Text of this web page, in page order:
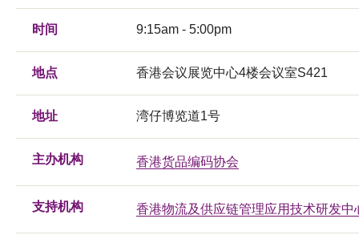
时间 9:15am - 5:00pm
地点 香港会议展览中心4楼会议室S421
地址 湾仔博览道1号
主办机构 香港货品编码协会
支持机构 香港物流及供应链管理应用技术研发中